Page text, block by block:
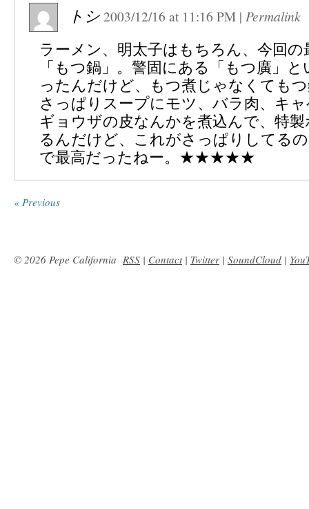
トシ2003/12/16 at 11:16 PM | Permalink
ラーメン、明太子はもちろん、今回
「もつ鍋」。警固にある「もつ廣」
ったんだけど、もつ煮じゃなくても
さっぱりスープにモツ、バラ肉、キ
ギョウザの皮なんかを煮込んで、特
るんだけど、これがさっぱりしてる
で最高だったねー。★★★★★
« Previous
© 2026 Pepe California RSS | Contact| Twitter | SoundCloud |